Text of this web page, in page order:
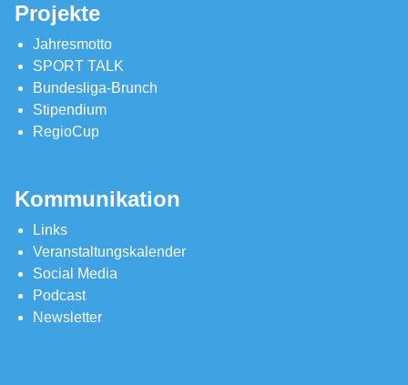
Projekte
Jahresmotto
SPORT TALK
Bundesliga-Brunch
Stipendium
RegioCup
Kommunikation
Links
Veranstaltungskalender
Social Media
Podcast
Newsletter